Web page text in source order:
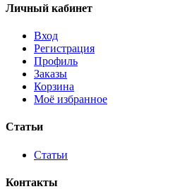
Личный кабинет
Вход
Регистрация
Профиль
Заказы
Корзина
Моё избранное
Статьи
Статьи
Контакты